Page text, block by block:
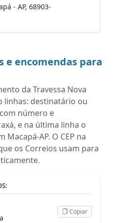
- AP, 68903-
e encomendas para
da Travessa Nova
linhas: destinatário ou
número e
e na última linha o
Macapá-AP. O CEP na
os Correios usam para
Copiar